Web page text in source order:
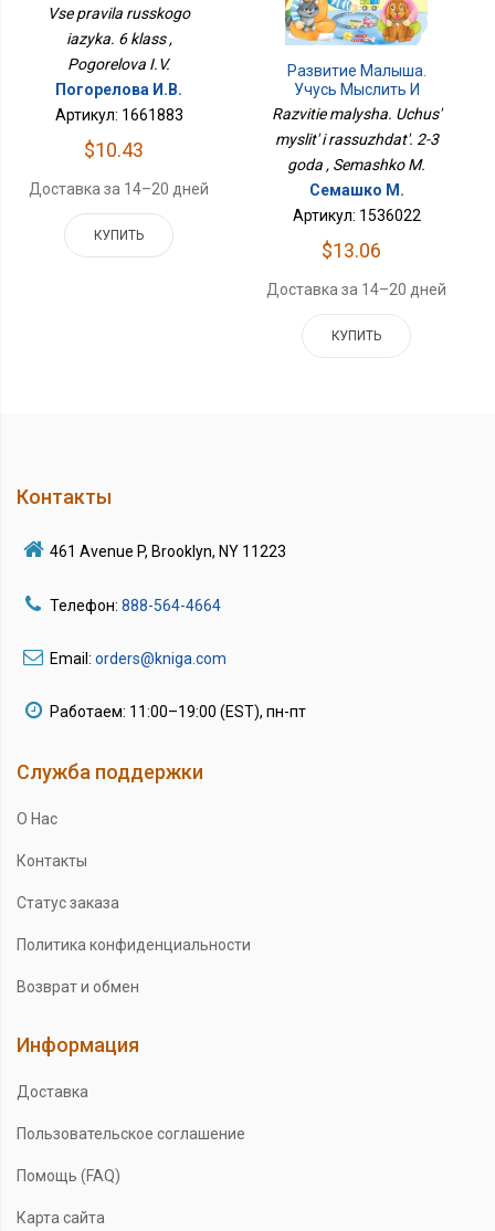
Vse pravila russkogo
iazyka. 6 klass ,
Pogorelova I.V.
Погорелова И.В.
Артикул: 1661883
$10.43
Доставка за 14–20 дней
КУПИТЬ
Развитие Малыша.
Учусь Мыслить И
Рассуждать. 2-3 Года
Razvitie malysha. Uchus'
myslit' i rassuzhdat'. 2-3
goda , Semashko M.
Семашко М.
Артикул: 1536022
$13.06
Доставка за 14–20 дней
КУПИТЬ
Контакты
461 Avenue P, Brooklyn, NY 11223
Телефон: 888-564-4664
Email: orders@kniga.com
Работаем: 11:00–19:00 (EST), пн-пт
Служба поддержки
О Нас
Контакты
Статус заказа
Политика конфиденциальности
Возврат и обмен
Информация
Доставка
Пользовательское соглашение
Помощь (FAQ)
Карта сайта